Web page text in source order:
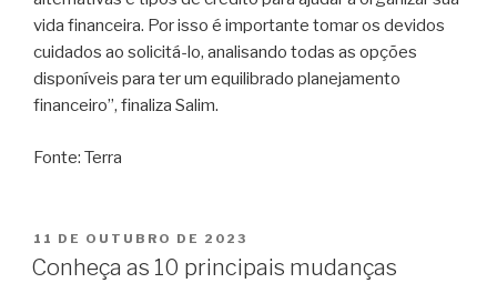
vida financeira. Por isso é importante tomar os devidos
cuidados ao solicitá-lo, analisando todas as opções
disponíveis para ter um equilibrado planejamento
financeiro”, finaliza Salim.
Fonte: Terra
11 DE OUTUBRO DE 2023
Conheça as 10 principais mudanças